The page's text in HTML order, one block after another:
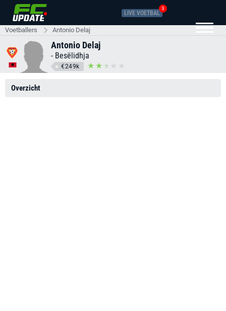
LIVE VOETBAL
3
Voetballers Antonio Delaj
Antonio Delaj
- Besëlidhja
€249k
Overzicht